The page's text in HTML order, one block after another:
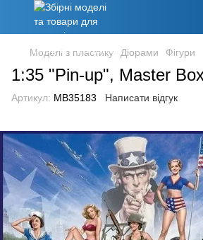
Моделі з пластику Діорами Фігури
1:35 "Pin-up", Master
Артикул: MB35183 Написати відгук